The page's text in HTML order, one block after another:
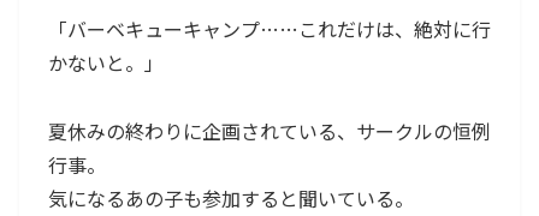
「バーベキューキャンプ……これだけは、絶対に行
かないと。」
夏休みの終わりに企画されている、サークルの恒例
行事。
気になるあの子も参加すると聞いている。